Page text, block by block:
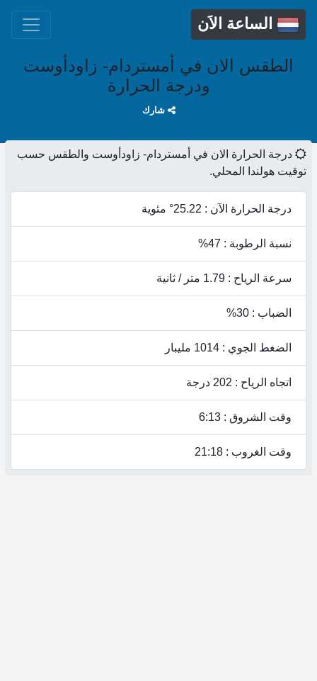
الساعة الاَن
الطقس الان في أمستردام- زاودأوست
ودرجة الحرارة
شارك
درجة الحرارة الان في أمستردام- زاودأوست والطقس حسب
توقيت هولندا المحلي.
درجة الحرارة الآن : 25.22° مئوية
نسبة الرطوبة : 47%
سرعة الرياح : 1.79 متر / ثانية
الضباب : 30%
الضغط الجوي : 1014 مليبار
اتجاه الرياح : 202 درجة
وقت الشروق : 6:13
وقت الغروب : 21:18